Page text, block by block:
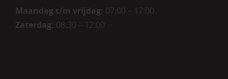
Maandag t/m vrijdag: 07:00 – 17:00
Zaterdag: 08:30 – 12:00